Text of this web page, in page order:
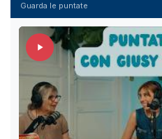
Guarda le puntate